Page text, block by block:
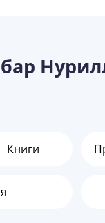
Книги